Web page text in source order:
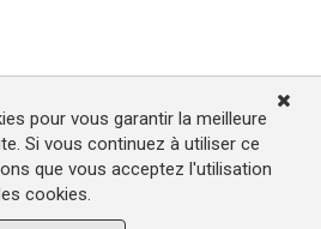
pour vous garantir la meilleure
Si vous continuez à utiliser ce
que vous acceptez l'utilisation
cookies.